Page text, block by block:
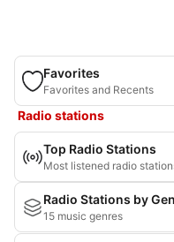
Favorites
Favorites and Recents
Radio stations
Top Radio Stations
Most listened radio
Radio Stations by
15 music genres